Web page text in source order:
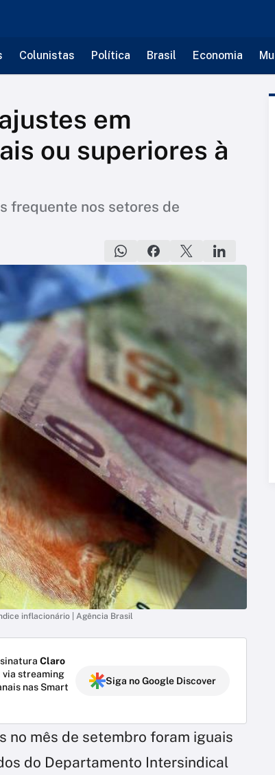
Colunistas Política Brasil Economia
em
ou superiores à
frequente nos setores de
inflacionário | Agência Brasil
Claro
via streaming
nas Smart
Siga no Google Discover
no mês de setembro foram iguais
do Departamento Intersindical